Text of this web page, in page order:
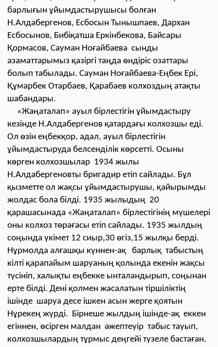
барлығын ұйымдастырушысы болған
Н.Алдабергенов, Есбосын Тынышпаев, Дархан
Есбосынов, Бибіқатша Еркінбекова, Байсары
Қормасов, Сауман Ноғайбаева сынды
азаматтарымыз қазіргі таңда өндіріс озаттары
болып табылады. Сауман Ноғайбаева-Еңбек Ері,
Құмарбек Отарбаев, Қарабаев колхоздың атақты
шабандары.
«Жаңаталап» ауыл бірлестігін ұйымдастыру
кезінде Н.Алдабергенов қатардағы колхозшы еді.
Ол өзін еңбекқор, адал, ауыл бірлестігін
ұйымдастыруда белсенділік көрсетті. Осыны
көрген колхозшылар 1934 жылы
Н.Алдабергеновты бригадир етіп сайлады. Бұл
қызметте ол жақсы ұйымдастырушы, қайырымды
жолдас бола білді. 1935 жылыдың 20
қарашасынада «Жаңаталап» бірлестігінің мүшелері
оны колхоз төрағасы етіп сайлады. 1935 жылдың
соңында үкімет 12 сиыр,30 өгіз,15 жылқы берді.
Нұрмолда алғашқы күннен-ақ барлық табыстың
кілті қарапайым шаруаның қолында екенін жақсы
түсініп, халықты еңбекке ынталандырып, соңынан
ерте білді. Дені қолмен жасалатын тіршіліктің
ішінде шаруа десе ішкен асын жерге қоятын
Нұрекең жүрді. Бірнеше жылдың ішінде-ақ еккен
егіннен, өсірген малдан әжептеуір табыс тауып,
колхозшылардың тұрмыс деңгейі түзеле бастаған.